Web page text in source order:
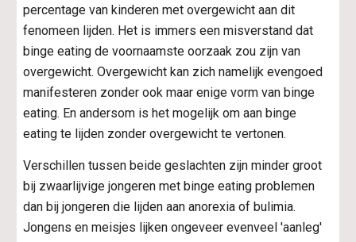
percentage van kinderen met overgewicht aan dit
fenomeen lijden. Het is immers een misverstand dat
binge eating de voornaamste oorzaak zou zijn van
overgewicht. Overgewicht kan zich namelijk evengoed
manifesteren zonder ook maar enige vorm van binge
eating. En andersom is het mogelijk om aan binge
eating te lijden zonder overgewicht te vertonen.
Verschillen tussen beide geslachten zijn minder groot
bij zwaarlijvige jongeren met binge eating problemen
dan bij jongeren die lijden aan anorexia of bulimia.
Jongens en meisjes lijken ongeveer evenveel 'aanleg'